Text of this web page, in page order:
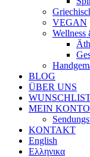
VEGAN
Wellness
BLOG
ÜBER UNS
MEIN KONTO
KONTAKT
English
Ελληνικα